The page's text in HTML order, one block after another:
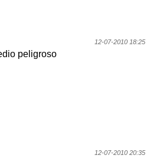
12-07-2010 18:25
peligroso
12-07-2010 20:35